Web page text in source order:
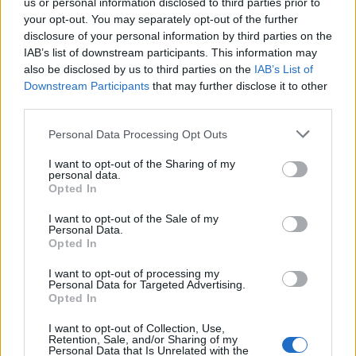
your opt-out. You may separately opt-out of the further
disclosure of your personal information by third parties on the
IAB’s list of downstream participants. This information may
also be disclosed by us to third parties on the IAB’s List of
Downstream Participants that may further disclose it to other
Personal Data Processing Opt Outs
I want to opt-out of the Sharing of my
personal data.
Opted In
I want to opt-out of the Sale of my
Personal Data.
Opted In
I want to opt-out of processing my
Personal Data for Targeted Advertising.
Opted In
I want to opt-out of Collection, Use,
Retention, Sale, and/or Sharing of my
Personal Data that Is Unrelated with the
bromsar, transmission och däck
Kia Ceed 2017 batteritorsk med jämna
mellanrum. Varför?
46 svar
Senaste inlägget avAnsan onsdag 15:29iGenerell felsökning
Övertryck i vevhus, Volvo 940 b230fk
felsökning
Fälg till Husqvarna Novolett 1955
Senaste inlägget av Övriga fordon
Senaste inlägget av
Bilvård och
biltvätt
VW LT35 -04 2.5 TDI dör sporadiskt under
körning, startar direkt efter nyckelcykel.
Delar bytta utan resultat.
Senaste inlägget av Jesper328 tisdag 12:52
felsökning